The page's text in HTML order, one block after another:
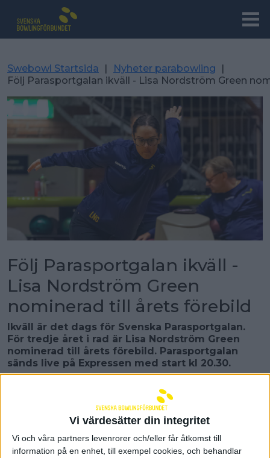
Vi värdesätter din integritet
Vi och våra partners levenrorer och/eller får åtkomst till
information på en enhet, till exempel cookies, och behandlar
Swebowl Startsida | Nyheter parabowling
|
Följ Parasportgalan ikväll - Lisa Nordström Green
Följ Parasportgalan ikväll -
Lisa Nordström Green
nominerad till årets förebild
Ikväll är det dags för Svenska Parasportgalan.
För tredje året i rad är Lisa Nordström Green
nominerad till årets förebild. Parasportgalan
sänds live på Expressen med start kl 20.30.
ikväll på Scandic Continental i Stockholm där 2025
års främsta prestationer prisas. För tredje året i rad
är Lisa Nordström Green nominerad inom kategorin
årets förebild. Expressen sänder live med start kl
20.30.